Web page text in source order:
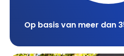
Op basis van meer dan